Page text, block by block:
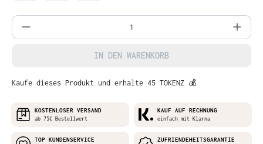
Produkt Anzahl: Gib den gewünschten
IN DEN WARENKORB
Kaufe dieses Produkt und erhalte 45 TOKENZ 💰
KOSTENLOSER VERSAND
ab 75€ Bestellwert
KAUF AUF RECHNUNG
einfach mit Klarna
TOP KUNDENSERVICE
ZUFRIENDEHEITSGARANTIE